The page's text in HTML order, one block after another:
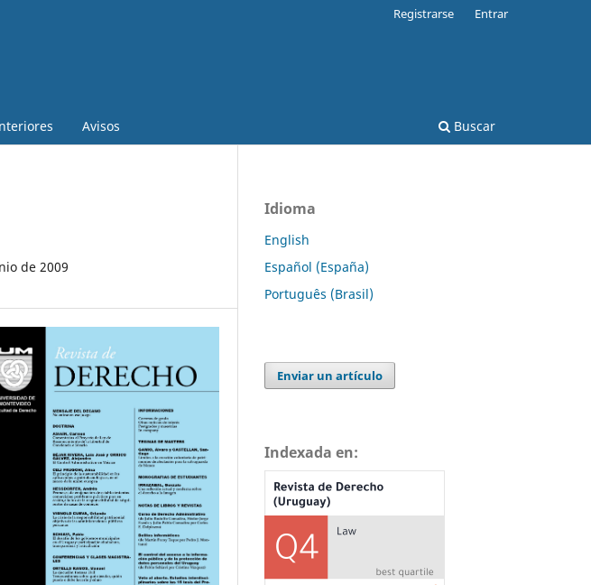
Avisos Buscar
Registrarse Entrar
de 2009
Idioma
English
Español (España)
Português (Brasil)
Enviar un artículo
Indexada en: